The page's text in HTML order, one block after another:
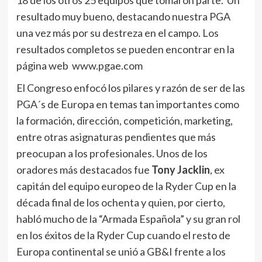
resultado muy bueno, destacando nuestra PGA
una vez más por su destreza en el campo. Los
resultados completos se pueden encontrar en la
página web www.pgae.com
El Congreso enfocó los pilares y razón de ser de las
PGA´s de Europa en temas tan importantes como
la formación, dirección, competición, marketing,
entre otras asignaturas pendientes que más
preocupan a los profesionales. Unos de los
oradores más destacados fue Tony Jacklin, ex
capitán del equipo europeo de la Ryder Cup en la
década final de los ochenta y quien, por cierto,
habló mucho de la “Armada Española” y su gran rol
en los éxitos de la Ryder Cup cuando el resto de
Europa continental se unió a GB&I frente a los